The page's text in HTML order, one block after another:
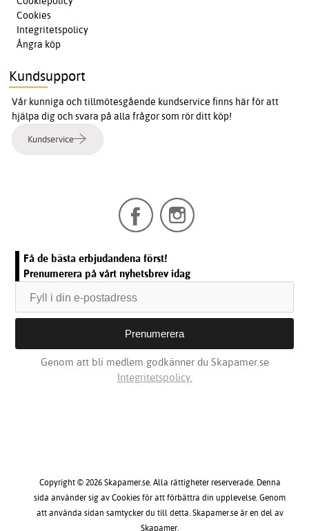
Cookies
Integritetspolicy
Ångra köp
Kundsupport
Vår kunniga och tillmötesgående kundservice finns här för att
hjälpa dig och svara på alla frågor som rör ditt köp!
Kundservice
Få de bästa erbjudandena först!
Prenumerera på vårt nyhetsbrev idag
Genom att bli medlem godkänner du Skapamer.se
Integritetspolicy.
Copyright © 2026 Skapamer.se. Alla rättigheter reserverade. Denna
sida använder sig av Cookies för att förbättra din upplevelse. Genom
att använda sidan samtycker du till detta. Skapamer.se är en del av
Skapamer.